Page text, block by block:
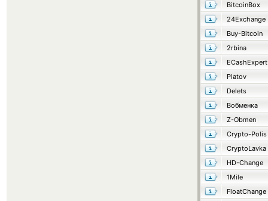
BitcoinBox
24Exchange
Buy-Bitcoin
2rbina
ECashExpert
Platov
Delets
Вобменка
Z-Obmen
Crypto-Polis
CryptoLavka
HD-Change
1Mile
FloatChange